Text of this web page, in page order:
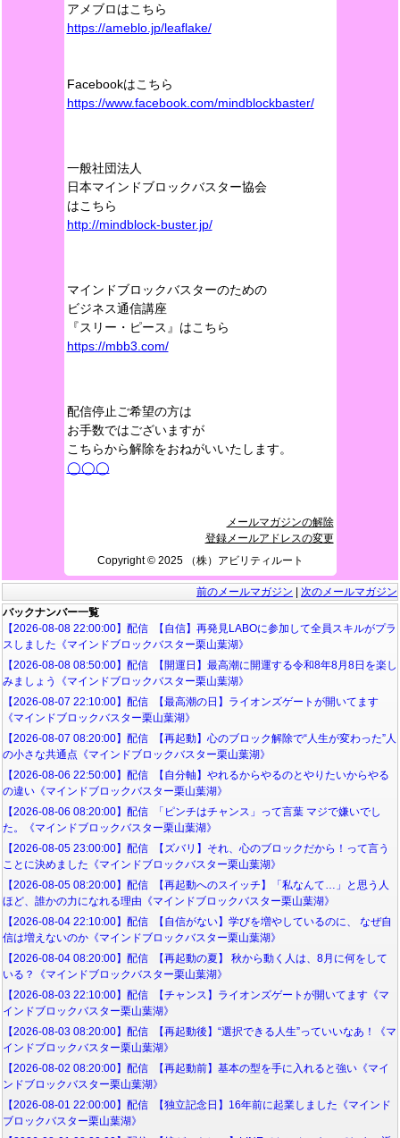
アメブロはこちら
https://ameblo.jp/leaflake/
Facebookはこちら
https://www.facebook.com/mindblockbaster/
一般社団法人
日本マインドブロックバスター協会
はこちら
http://mindblock-buster.jp/
マインドブロックバスターのための
ビジネス通信講座
『スリー・ピース』はこちら
https://mbb3.com/
配信停止ご希望の方は
お手数ではございますが
こちらから解除をおねがいいたします。
◯◯◯
メールマガジンの解除
登録メールアドレスの変更
Copyright ©️ 2025 （株）アビリティルート
前のメールマガジン
次のメールマガジン
バックナンバー一覧
【2026-08-08 22:00:00】配信 【自信】再発見LABOに参加して全員スキルがプラ
スしました《マインドブロックバスター栗山葉湖》
【2026-08-08 08:50:00】配信 【開運日】最高潮に開運する令和8年8月8日を楽し
みましょう《マインドブロックバスター栗山葉湖》
【2026-08-07 22:10:00】配信 【最高潮の日】ライオンズゲートが開いてます
《マインドブロックバスター栗山葉湖》
【2026-08-07 08:20:00】配信 【再起動】心のブロック解除で“人生が変わった”人
の小さな共通点《マインドブロックバスター栗山葉湖》
【2026-08-06 22:50:00】配信 【自分軸】やれるからやるのとやりたいからやる
の違い《マインドブロックバスター栗山葉湖》
【2026-08-06 08:20:00】配信 「ピンチはチャンス」って言葉 マジで嫌いでし
た。《マインドブロックバスター栗山葉湖》
【2026-08-05 23:00:00】配信 【ズバリ】それ、心のブロックだから！って言う
ことに決めました《マインドブロックバスター栗山葉湖》
【2026-08-05 08:20:00】配信 【再起動へのスイッチ】「私なんて…」と思う人
ほど、誰かの力になれる理由《マインドブロックバスター栗山葉湖》
【2026-08-04 22:10:00】配信 【自信がない】学びを増やしているのに、 なぜ自
信は増えないのか《マインドブロックバスター栗山葉湖》
【2026-08-04 08:20:00】配信 【再起動の夏】 秋から動く人は、8月に何をして
いる？《マインドブロックバスター栗山葉湖》
【2026-08-03 22:10:00】配信 【チャンス】ライオンズゲートが開いてます《マ
インドブロックバスター栗山葉湖》
【2026-08-03 08:20:00】配信 【再起動後】“選択できる人生”っていいなあ！《マ
インドブロックバスター栗山葉湖》
【2026-08-02 08:20:00】配信 【再起動前】基本の型を手に入れると強い《マイ
ンドブロックバスター栗山葉湖》
【2026-08-01 22:00:00】配信 【独立記念日】16年前に起業しました《マインド
ブロックバスター栗山葉湖》